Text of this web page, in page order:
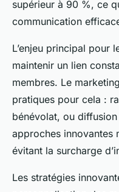
supérieur à 90 %, ce
communication
L’enjeu principal pour
maintenir un lien
membres. Le
pratiques pour cela :
bénévolat, ou
approches innovantes
évitant la surcharge
Les stratégies